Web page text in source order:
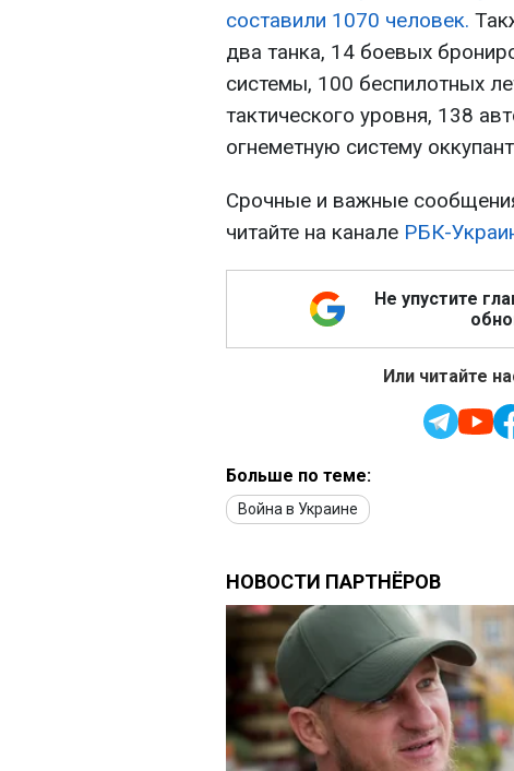
составили 1070 человек.
два танка, 14 боевых
системы, 100 беспилотных
тактического уровня, 138
огнеметную систему
Срочные и важные
читайте на канале РБК-
Не упустите
Или читайте
Больше по теме:
Война в Украине